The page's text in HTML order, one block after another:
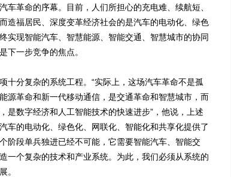
革命的序幕。目前，人们所担心的充电难、续航短、
造福居民、深度变革经济社会的是汽车的电动化、绿色
实现智能汽车、智慧能源、智能交通、智慧城市的协同
下一步竞争的焦点。
分复杂的系统工程。“实际上，这场汽车革命不是孤
源革命和新一代移动通信，是交通革命和智慧城市，而
是数字经济和人工智能技术的快速进步”，他说，上述
车的电动化、绿色化、网联化、智能化和共享化提供了
阶段单兵独进已经不可能，它需要智能汽车、智能交
一个复杂的技术和产业系统。为此，我们必须从系统的
。